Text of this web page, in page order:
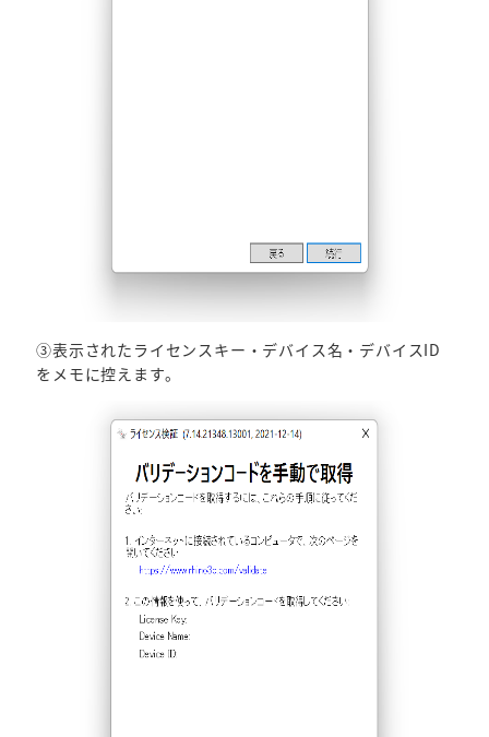
③表示されたライセンスキー・デバイス名・デバイスID
をメモに控えます。